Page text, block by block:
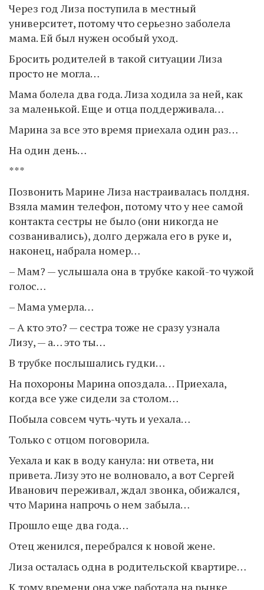
Через год Лиза поступила в местный
университет, потому что серьезно заболела
мама. Ей был нужен особый уход.
Бросить родителей в такой ситуации Лиза
просто не могла…
Мама болела два года. Лиза ходила за ней, как
за маленькой. Еще и отца поддерживала…
Марина за все это время приехала один раз…
На один день…
***
Позвонить Марине Лиза настраивалась полдня.
Взяла мамин телефон, потому что у нее самой
контакта сестры не было (они никогда не
созванивались), долго держала его в руке и,
наконец, набрала номер…
– Мам? — услышала она в трубке какой-то чужой
голос…
– Мама умерла…
– А кто это? — сестра тоже не сразу узнала
Лизу, — а… это ты…
В трубке послышались гудки…
На похороны Марина опоздала… Приехала,
когда все уже сидели за столом…
Побыла совсем чуть-чуть и уехала…
Только с отцом поговорила.
Уехала и как в воду канула: ни ответа, ни
привета. Лизу это не волновало, а вот Сергей
Иванович переживал, ждал звонка, обижался,
что Марина напрочь о нем забыла…
Прошло еще два года…
Отец женился, перебрался к новой жене.
Лиза осталась одна в родительской квартире…
К тому времени она уже работала на рынке